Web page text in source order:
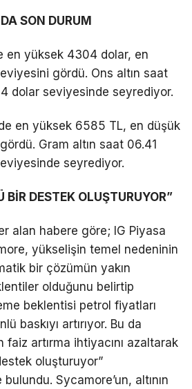
SON DURUM
en yüksek 4304 dolar, en
gördü. Ons altın saat
dolar seviyesinde seyrediyor.
en yüksek 6585 TL, en düşük
Gram altın saat 06.41
seyrediyor.
BİR DESTEK OLUŞTURUYOR”
alan habere göre; IG Piyasa
yükselişin temel nedeninin
bir çözümün yakın
olduğunu belirtip
beklentisi petrol fiyatları
baskıyı artırıyor. Bu da
faiz artırma ihtiyacını azaltarak
oluşturuyor”
Sycamore’un, altının